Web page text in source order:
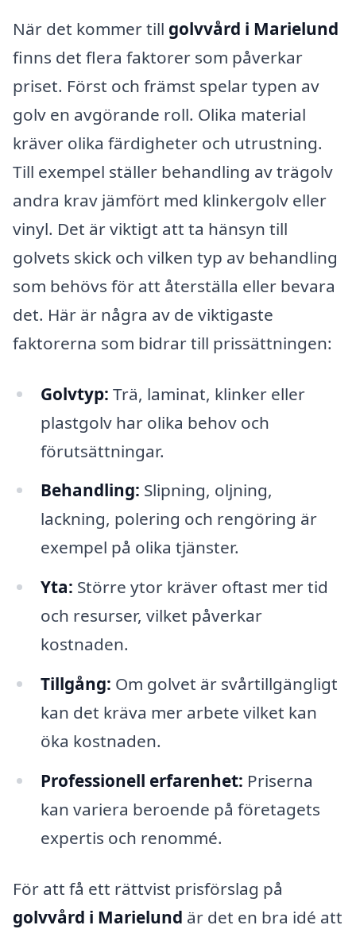
När det kommer till golvvård i Marielund
finns det flera faktorer som påverkar
priset. Först och främst spelar typen av
golv en avgörande roll. Olika material
kräver olika färdigheter och utrustning.
Till exempel ställer behandling av trägolv
andra krav jämfört med klinkergolv eller
vinyl. Det är viktigt att ta hänsyn till
golvets skick och vilken typ av behandling
som behövs för att återställa eller bevara
det. Här är några av de viktigaste
faktorerna som bidrar till prissättningen:
Golvtyp: Trä, laminat, klinker eller
plastgolv har olika behov och
förutsättningar.
Behandling: Slipning, oljning,
lackning, polering och rengöring är
exempel på olika tjänster.
Yta: Större ytor kräver oftast mer tid
och resurser, vilket påverkar
kostnaden.
Tillgång: Om golvet är svårtillgängligt
kan det kräva mer arbete vilket kan
öka kostnaden.
Professionell erfarenhet: Priserna
kan variera beroende på företagets
expertis och renommé.
För att få ett rättvist prisförslag på
golvvård i Marielund är det en bra idé att